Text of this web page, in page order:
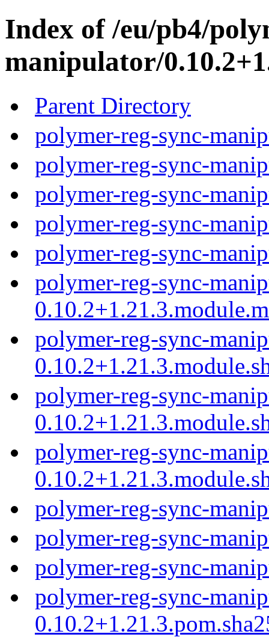
Index of /eu/pb4/
manipulator/
Parent Directory
polymer-reg-sync-
polymer-reg-sync-
polymer-reg-sync-
polymer-reg-sync-
polymer-reg-sync-
polymer-reg-sync-
polymer-reg-sync-
polymer-reg-sync-
polymer-reg-sync-
polymer-reg-sync-
polymer-reg-sync-
polymer-reg-sync-
polymer-reg-sync-